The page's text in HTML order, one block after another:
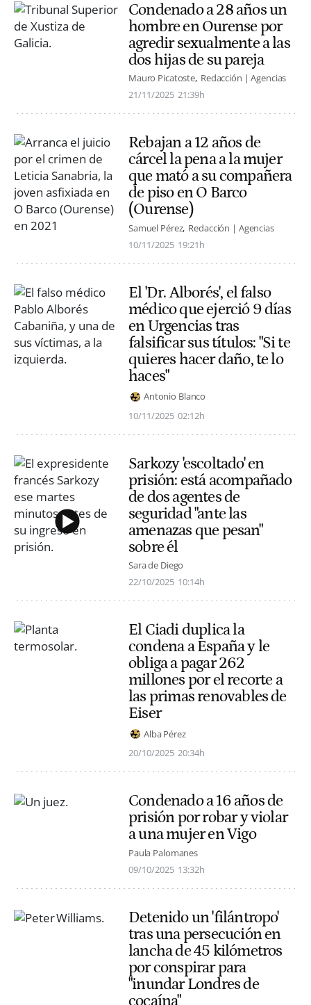
Condenado a 28 años un
hombre en Ourense por
agredir sexualmente a las
dos hijas de su pareja
Mauro Picatoste Redacción | Agencias
21/11/2025 21:39h
Rebajan a 12 años de
cárcel la pena a la mujer
que mató a su compañera
de piso en O Barco
(Ourense)
Samuel Pérez Redacción | Agencias
10/11/2025 19:21h
El 'Dr. Alborés', el falso
médico que ejerció 9 días
en Urgencias tras
falsificar sus títulos: "Si te
quieres hacer daño, te lo
haces"
Antonio Blanco
10/11/2025 02:12h
Sarkozy 'escoltado' en
prisión: está acompañado
de dos agentes de
seguridad "ante las
amenazas que pesan"
sobre él
Sara de Diego
22/10/2025 10:14h
El Ciadi duplica la
condena a España y le
obliga a pagar 262
millones por el recorte a
las primas renovables de
Eiser
Alba Pérez
20/10/2025 20:34h
Condenado a 16 años de
prisión por robar y violar
a una mujer en Vigo
Paula Palomanes
09/10/2025 13:32h
Detenido un 'filántropo'
tras una persecución en
lancha de 45 kilómetros
por conspirar para
"inundar Londres de
cocaína"